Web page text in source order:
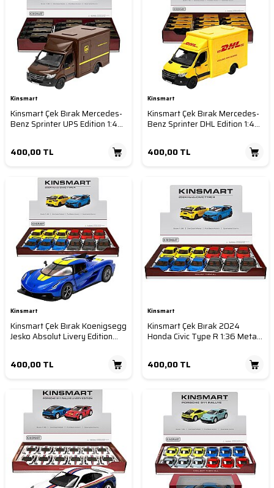
Kinsmart
Kinsmart Çek Bırak Mercedes-
Benz Sprinter UPS Edition 1:48
400,00TL
Kinsmart
Kinsmart Çek Bırak Mercedes-
Benz Sprinter DHL Edition 1:48
400,00TL
Kinsmart
Kinsmart Çek Bırak Koenigsegg
Jesko Absolut Livery Edition
400,00TL
Kinsmart
Kinsmart Çek Bırak 2024
Honda Civic Type R 1:36 Metal
400,00TL